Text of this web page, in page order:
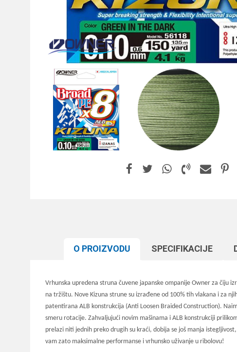
O PROIZVODU SPECIFIKACIJЕ
Vrhunska upredena struna čuvene japanske ompanije Owner za čiju
na tržištu. Nove Kizuna strune su izrađene od 100% tih vlakana i za
patentirana ALB konstrukcija (Anti Loosen Braided Construction).
smeru rotacije. Zahvaljujući novim mašinama i ALB konstrukciji
prelazi niti jednih preko drugih su kraći, dobija se još manja
vam zato maksimalne performanse i vrhunsko uživanje u ribolovu!